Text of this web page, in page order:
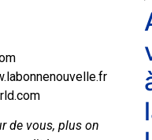
de vous, plus on